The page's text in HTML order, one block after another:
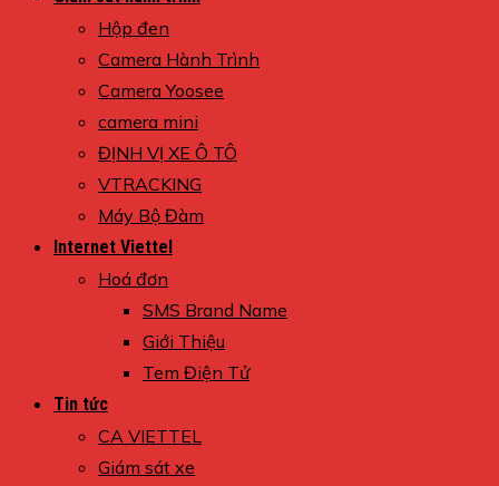
Hộp đen
Camera Hành Trình
Camera Yoosee
camera mini
ĐỊNH VỊ XE Ô TÔ
VTRACKING
Máy Bộ Đàm
Internet Viettel
Hoá đơn
SMS Brand Name
Giới Thiệu
Tem Điện Tử
Tin tức
CA VIETTEL
Giám sát xe